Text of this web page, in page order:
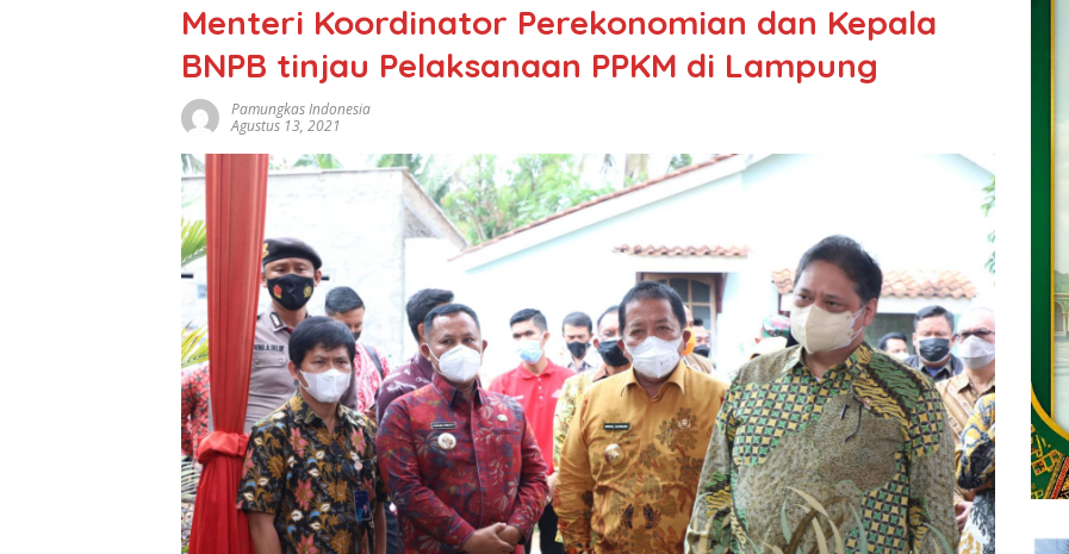
Menteri Koordinator Perekonomian dan Kepala
BNPB tinjau Pelaksanaan PPKM di Lampung
Pamungkas Indonesia
Agustus 13, 2021